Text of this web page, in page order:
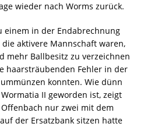
wieder nach Worms zurück.
einem in der Endabrechnung
aktivere Mannschaft waren,
mehr Ballbesitz zu verzeichnen
haarsträubenden Fehler in der
konnten. Wie dünn
II geworden ist, zeigt
nur zwei mit dem
der Ersatzbank sitzen hatte